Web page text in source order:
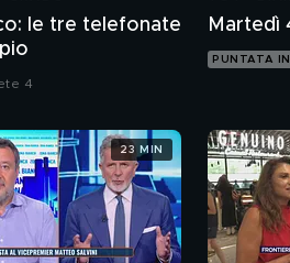
le tre telefonate
4
Martedì
PUNTATA
23 MIN